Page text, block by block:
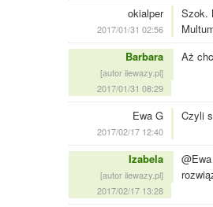
okialper
2017/01/31 02:56
Szok.
Barbara
[autor ilewazy.pl]
2017/01/31 08:29
Aż
Ewa G
2017/02/17 12:40
Czyli
Izabela
[autor ilewazy.pl]
2017/02/17 13:28